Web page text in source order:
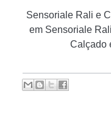
Sensoriale Rali e
em Sensoriale
Calçado